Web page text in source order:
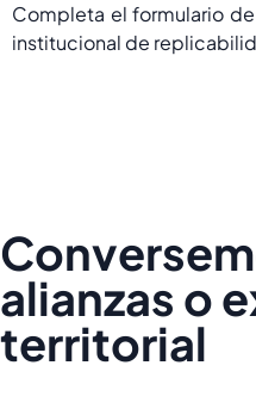
Completa el formulario
institucional de
alianzas o
territorial